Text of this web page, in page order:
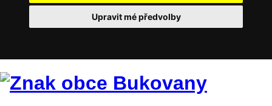
Upravit mé předvolby